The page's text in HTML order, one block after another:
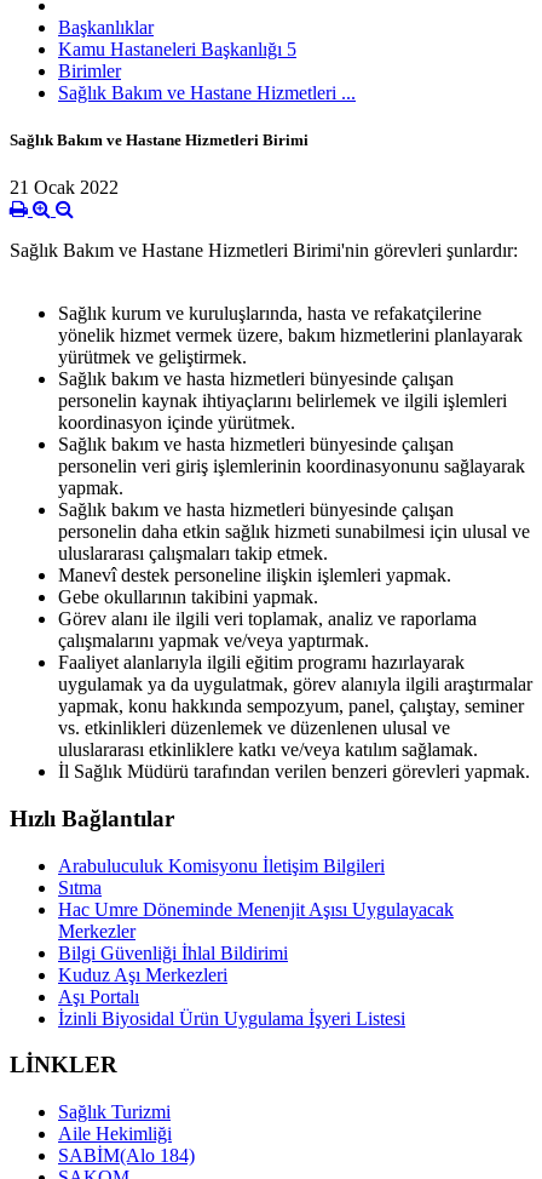
Başkanlıklar
Kamu Hastaneleri Başkanlığı 5
Birimler
Sağlık Bakım ve Hastane Hizmetleri ...
Sağlık Bakım ve Hastane Hizmetleri Birimi
21 Ocak 2022
Sağlık Bakım ve Hastane Hizmetleri Birimi'nin görevleri şunlardır:
Sağlık kurum ve kuruluşlarında, hasta ve refakatçilerine
yönelik hizmet vermek üzere, bakım hizmetlerini planlayarak
yürütmek ve geliştirmek.
Sağlık bakım ve hasta hizmetleri bünyesinde çalışan
personelin kaynak ihtiyaçlarını belirlemek ve ilgili işlemleri
koordinasyon içinde yürütmek.
Sağlık bakım ve hasta hizmetleri bünyesinde çalışan
personelin veri giriş işlemlerinin koordinasyonunu sağlayarak
yapmak.
Sağlık bakım ve hasta hizmetleri bünyesinde çalışan
personelin daha etkin sağlık hizmeti sunabilmesi için ulusal ve
uluslararası çalışmaları takip etmek.
Manevî destek personeline ilişkin işlemleri yapmak.
Gebe okullarının takibini yapmak.
Görev alanı ile ilgili veri toplamak, analiz ve raporlama
çalışmalarını yapmak ve/veya yaptırmak.
Faaliyet alanlarıyla ilgili eğitim programı hazırlayarak
uygulamak ya da uygulatmak, görev alanıyla ilgili araştırmalar
yapmak, konu hakkında sempozyum, panel, çalıştay, seminer
vs. etkinlikleri düzenlemek ve düzenlenen ulusal ve
uluslararası etkinliklere katkı ve/veya katılım sağlamak.
İl Sağlık Müdürü tarafından verilen benzeri görevleri yapmak.
Hızlı Bağlantılar
Arabuluculuk Komisyonu İletişim Bilgileri
Sıtma
Hac Umre Döneminde Menenjit Aşısı Uygulayacak
Merkezler
Bilgi Güvenliği İhlal Bildirimi
Kuduz Aşı Merkezleri
Aşı Portalı
İzinli Biyosidal Ürün Uygulama İşyeri Listesi
LİNKLER
Sağlık Turizmi
Aile Hekimliği
SABİM(Alo 184)